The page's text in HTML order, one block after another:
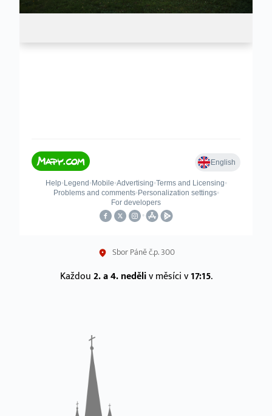
Sbor Páně č.p. 300
Každou2. a 4. neděliv měsíci v17:15.